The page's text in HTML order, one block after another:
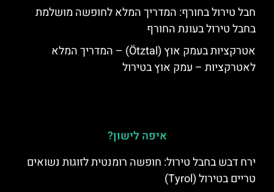
חבל טירול בחורף: המדריך המלא לחופשה מושלמת
בחבל טירול בעונת החורף
אטרקציות בעמק אוץ (Ötztal) – המדריך המלא
לאטרקציות – עמק אוץ בטירול
איפה לישון?
ירח דבש בחבל טירול: חופשה רומנטית לזוגות נשואים
טריים בטירול (Tyrol)